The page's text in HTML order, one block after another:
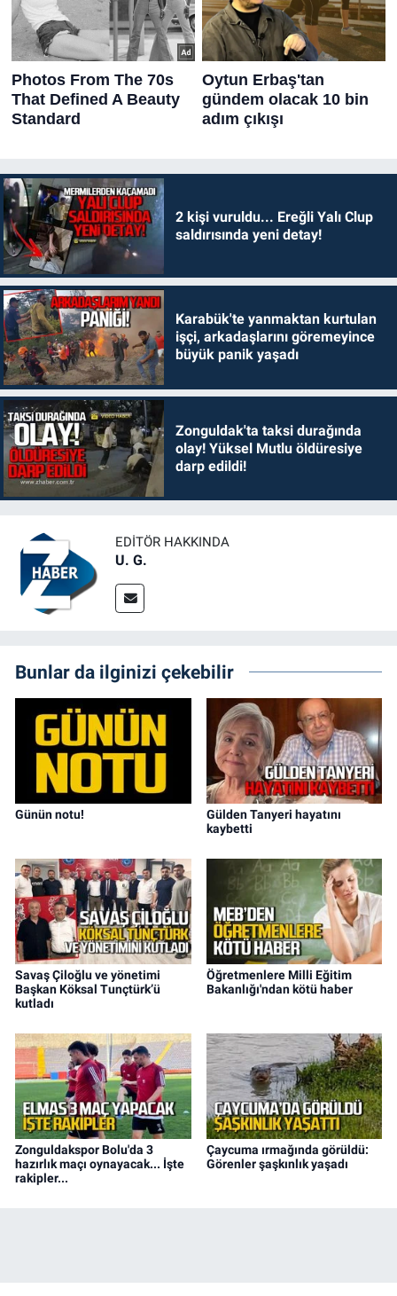
2 kişi vuruldu... Ereğli Yalı Clup
saldırısında yeni detay!
Karabük'te yanmaktan kurtulan
işçi, arkadaşlarını göremeyince
büyük panik yaşadı
Zonguldak'ta taksi durağında
olay! Yüksel Mutlu öldüresiye
darp edildi!
EDITÖR HAKKINDA
U. G.
Bunlar da ilginizi çekebilir
Günün notu!
Gülden Tanyeri hayatını
kaybetti
Savaş Çiloğlu ve yönetimi
Başkan Köksal Tunçtürk’ü
kutladı
Öğretmenlere Milli Eğitim
Bakanlığı'ndan kötü haber
Zonguldakspor Bolu'da 3
hazırlık maçı oynayacak... İşte
rakipler...
Çaycuma ırmağında görüldü:
Görenler şaşkınlık yaşadı